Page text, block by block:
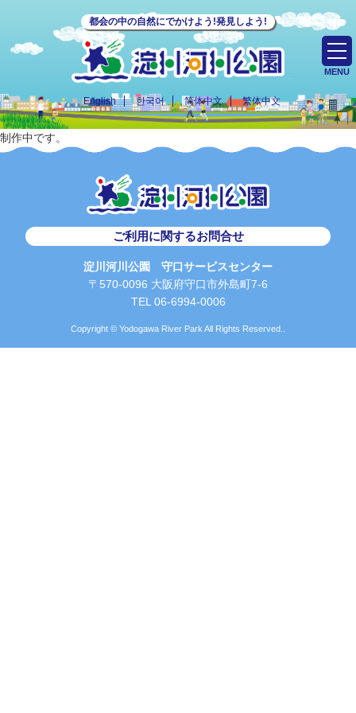
都会の中の自然にでかけよう!発見しよう!
English 한국어 简体中文 繁体中文
MENU
制作中です。
ご利用に関するお問合せ
淀川河川公園 守口サービスセンター
〒570-0096 大阪府守口市外島町7-6
TEL 06-6994-0006
Copyright © Yodogawa River Park All Rights Reserved..